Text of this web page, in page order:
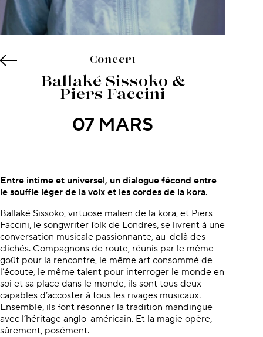
Concert
Ballaké Sissoko &
Piers Faccini
07 MARS
À propos du concert
Entre intime et universel, un dialogue fécond entre
le souffle léger de la voix et les cordes de la kora.
Ballaké Sissoko, virtuose malien de la kora, et Piers
Faccini, le songwriter folk de Londres, se livrent à une
conversation musicale passionnante, au-delà des
clichés. Compagnons de route, réunis par le même
goût pour la rencontre, le même art consommé de
l’écoute, le même talent pour interroger le monde en
soi et sa place dans le monde, ils sont tous deux
capables d’accoster à tous les rivages musicaux.
Ensemble, ils font résonner la tradition mandingue
avec l’héritage anglo-américain. Et la magie opère,
sûrement, posément.